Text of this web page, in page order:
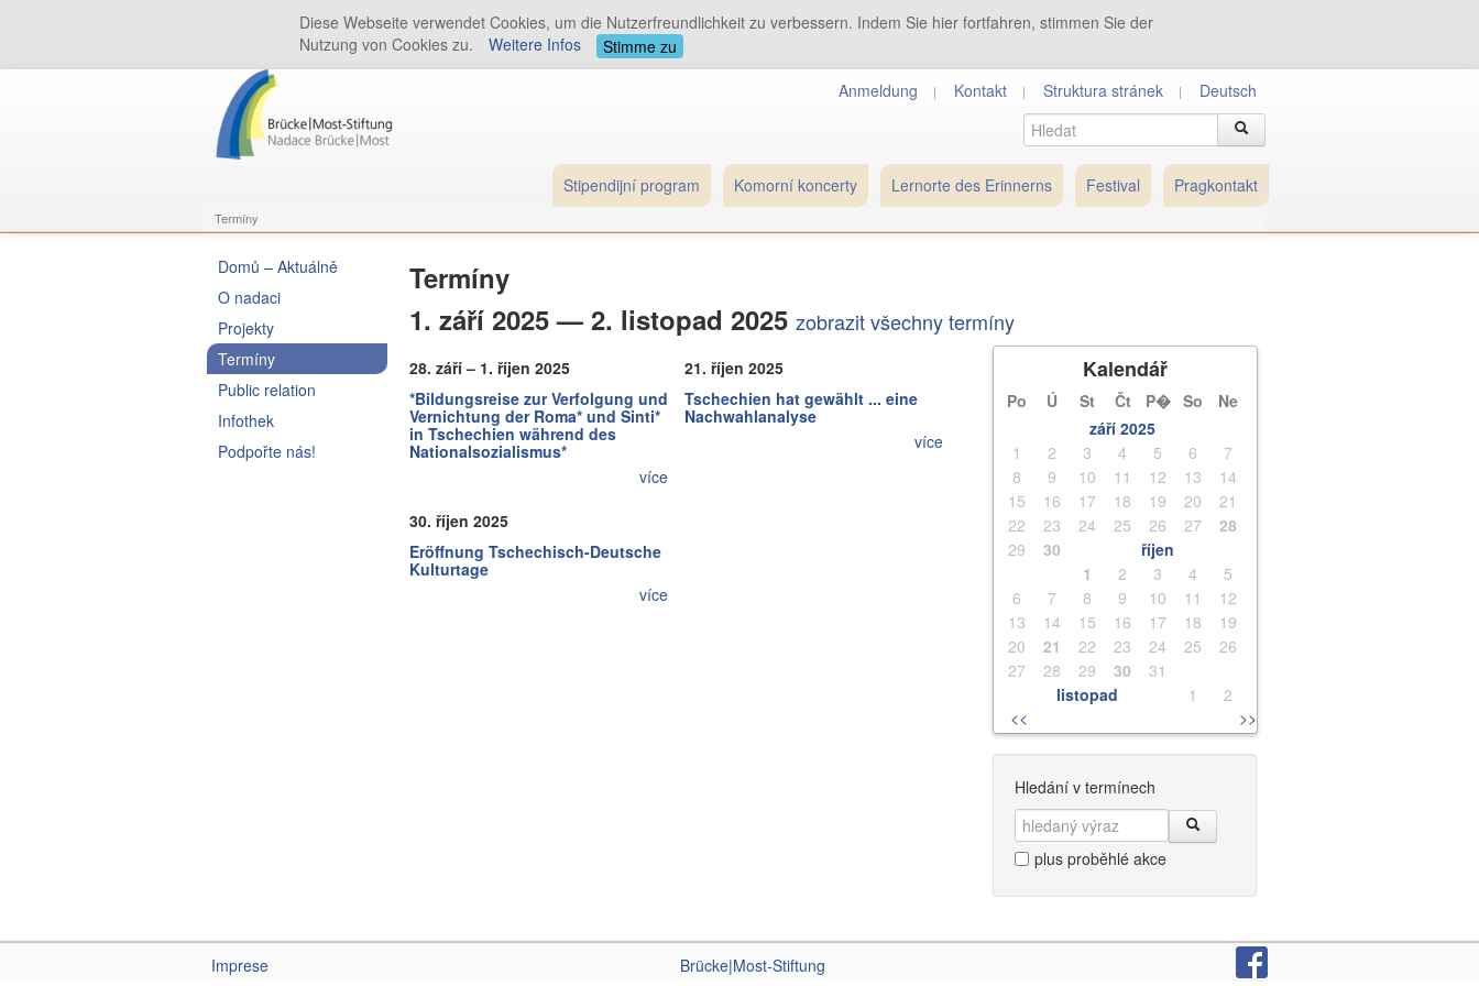
Anmeldung Kontakt Struktura stránek Deutsch
Stipendijní program Komorní koncerty Lernorte des Erinnerns Festival Pragkontakt
Termíny
Domů – Aktuálně
O nadaci
Projekty
Termíny
Public relation
Infothek
Podpořte nás!
Termíny
1. září 2025 — 2. listopad 2025 zobrazit všechny termíny
28. září – 1. říjen 2025
*Bildungsreise zur Verfolgung und
Vernichtung der Roma* und Sinti*
in Tschechien während des
Nationalsozialismus*
více
21. říjen 2025
Tschechien hat gewählt ... eine
Nachwahlanalyse
více
30. říjen 2025
Eröffnung Tschechisch-Deutsche
Kulturtage
více
Kalendář
Po Ú St Čt P� So
Ne
září 2025
1
2 3 4 5 6
7
8
9 10 11 12 13
14
15
16 17 18 19 20
21
22
23 24 25 26 27
28
29
30
říjen
1
2 3 4
5
6
7 8 9 10 11
12
13
14 15 16 17 18
19
20
21 22 23 24 25
26
27
28 29 30
31
listopad
1
2
<<
>>
Hledání v termínech
plus proběhlé akce
Imprese Brücke|Most-Stiftung
Diese Webseite verwendet Cookies, um die Nutzerfreundlichkeit zu verbessern. Indem Sie hier fortfahren, stimmen Sie der
Nutzung von Cookies zu.
Weitere Infos Stimme zu